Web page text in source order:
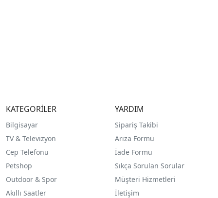
KATEGORİLER
Bilgisayar
TV & Televizyon
Cep Telefonu
Petshop
Outdoor & Spor
Akıllı Saatler
YARDIM
Sipariş Takibi
Arıza Formu
İade Formu
Sıkça Sorulan Sorular
Müşteri Hizmetleri
İletişim